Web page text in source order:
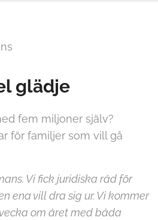
glädje
fem miljoner själv?
för familjer som vill gå
Vi fick juridiska råd för
ena vill dra sig ur. Vi kommer
om året med båda